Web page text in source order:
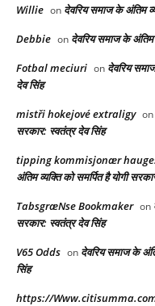
Willie on देवरिय समाज के अंतिम
Debbie on देवरिय समाज के अंतिम
Fotbal meciuri on देवरिय
देव सिंह
mistři hokejové extraligy on
सरकार: स्वतंत्र देव सिंह
tipping kommisjonær
अंतिम व्यक्ति को समर्पित है योगी
TabsgræNse Bookmaker on
सरकार: स्वतंत्र देव सिंह
V65 Odds on देवरिय समाज के
सिंह
https://